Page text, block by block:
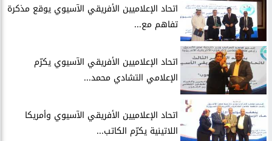
اتحاد الإعلاميين الأفريقي الآسيوي يوقع مذكرة
تفاهم مع...
اتحاد الإعلاميين الأفريقي الآسيوي يكرّم
الإعلامي التشادي محمد...
اتحاد الإعلاميين الأفريقي الآسيوي وأمريكا
اللاتينية يكرّم الكاتب...